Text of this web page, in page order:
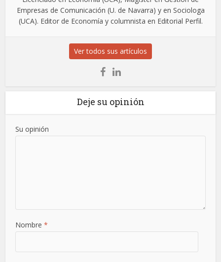
Empresas de Comunicación (U. de Navarra) y en Sociologa
(UCA). Editor de Economía y columnista en Editorial Perfil.
Ver todos sus artículos
Deje su opinión
Su opinión
Nombre*